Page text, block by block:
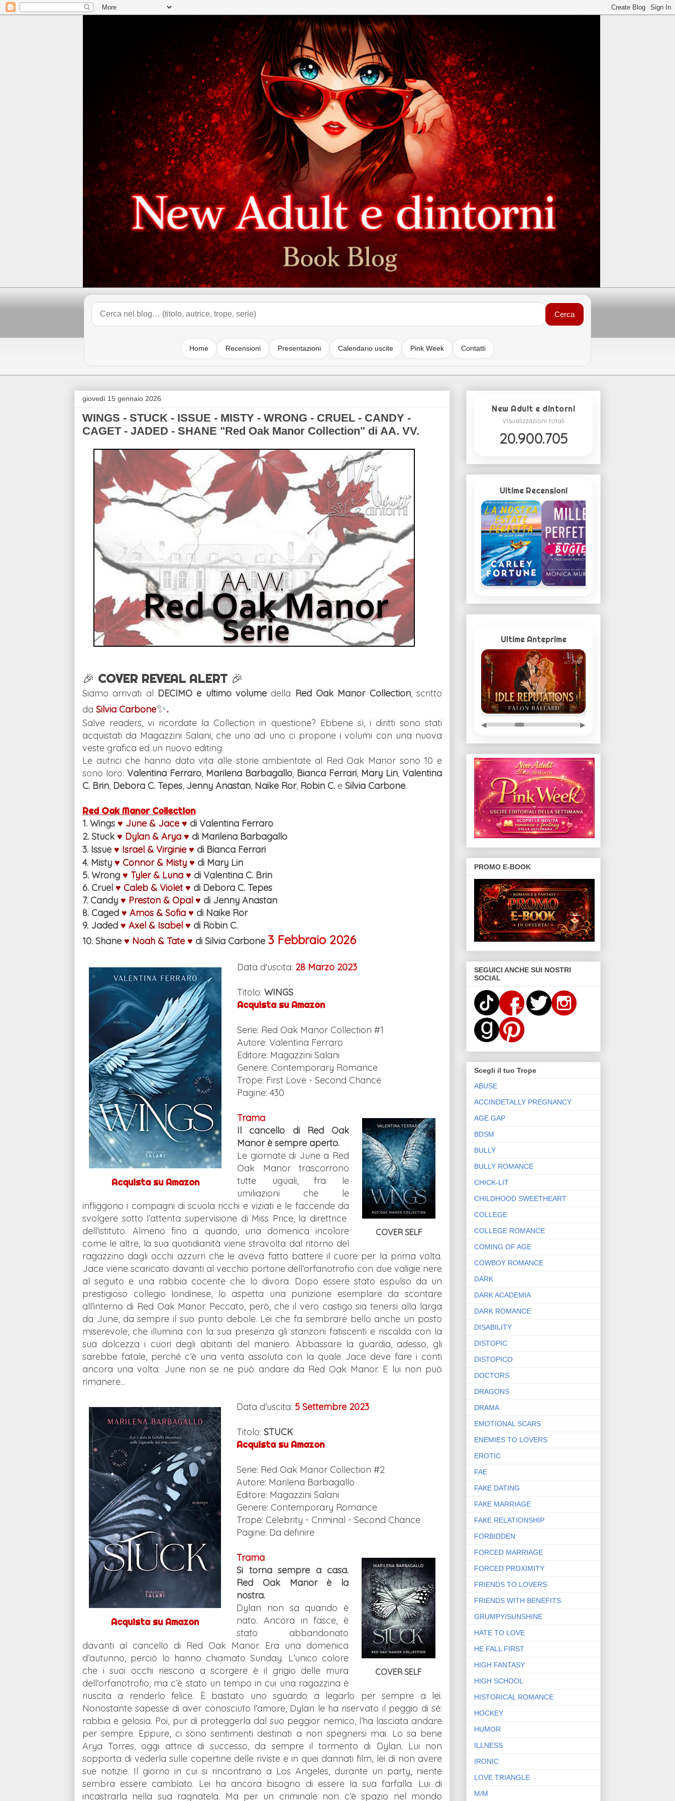
Cerca
Home Recensioni Presentazioni Calendario uscite Pink Week Contatti
giovedì 15 gennaio 2026
WINGS - STUCK - ISSUE - MISTY - WRONG - CRUEL - CANDY -
CAGET - JADED - SHANE "Red Oak Manor Collection" di AA. VV.
🎉 COVER REVEAL ALERT 🎉
Siamo arrivati al DECIMO e ultimo volume della Red Oak Manor Collection, scritto
da Silvia Carbone✨.
Salve readers, vi ricordate la Collection in questione? Ebbene sì, i diritti sono stati
acquistati da Magazzini Salani, che uno ad uno ci propone i volumi con una nuova
veste grafica ed un nuovo editing.
Le autrici che hanno dato vita alle storie ambientate al Red Oak Manor sono 10 e
sono loro: Valentina Ferraro, Marilena Barbagallo, Bianca Ferrari, Mary Lin, Valentina
C. Brin, Debora C. Tepes, Jenny Anastan, Naike Ror, Robin C. e Silvia Carbone.
Red Oak Manor Collection
1. Wings ♥ June & Jace ♥ di Valentina Ferraro
2. Stuck ♥ Dylan & Arya ♥ di Marilena Barbagallo
3. Issue ♥ Israel & Virginie ♥ di Bianca Ferrari
4. Misty ♥ Connor & Misty ♥ di Mary Lin
5. Wrong ♥ Tyler & Luna ♥ di Valentina C. Brin
6. Cruel ♥ Caleb & Violet ♥ di Debora C. Tepes
7. Candy ♥ Preston & Opal ♥ di Jenny Anastan
8. Caged ♥ Amos & Sofia ♥ di Naike Ror
9. Jaded ♥ Axel & Isabel ♥ di Robin C.
10. Shane ♥ Noah & Tate ♥ di Silvia Carbone 3 Febbraio 2026
Acquista su Amazon
Data d'uscita: 28 Marzo 2023
Titolo: WINGS
Acquista su Amazon
Serie: Red Oak Manor Collection #1
Autore: Valentina Ferraro
Editore: Magazzini Salani
Genere: Contemporary Romance
Trope: First Love - Second Chance
Pagine: 430
COVER SELF
Trama
Il cancello di Red Oak
Manor è sempre aperto.
Le giornate di June a Red
Oak Manor trascorrono
tutte uguali, fra le
umiliazioni che le
infliggono i compagni di scuola ricchi e viziati e le faccende da
svolgere sotto l’attenta supervisione di Miss Price, la direttrice
dell’istituto. Almeno fino a quando, una domenica incolore
come le altre, la sua quotidianità viene stravolta dal ritorno del
ragazzino dagli occhi azzurri che le aveva fatto battere il cuore per la prima volta.
Jace viene scaricato davanti al vecchio portone dell’orfanotrofio con due valigie nere
al seguito e una rabbia cocente che lo divora. Dopo essere stato espulso da un
prestigioso collegio londinese, lo aspetta una punizione esemplare da scontare
all’interno di Red Oak Manor. Peccato, però, che il vero castigo sia tenersi alla larga
da June, da sempre il suo punto debole. Lei che fa sembrare bello anche un posto
miserevole, che illumina con la sua presenza gli stanzoni fatiscenti e riscalda con la
sua dolcezza i cuori degli abitanti del maniero. Abbassare la guardia, adesso, gli
sarebbe fatale, perché c’è una verità assoluta con la quale Jace deve fare i conti
ancora una volta: June non se ne può andare da Red Oak Manor. E lui non può
rimanere...
Acquista su Amazon
Data d'uscita: 5 Settembre 2023
Titolo: STUCK
Acquista su Amazon
Serie: Red Oak Manor Collection #2
Autore: Marilena Barbagallo
Editore: Magazzini Salani
Genere: Contemporary Romance
Trope: Celebrity - Criminal - Second Chance
Pagine: Da definire
COVER SELF
Trama
Si torna sempre a casa.
Red Oak Manor è la
nostra.
Dylan non sa quando è
nato. Ancora in fasce, è
stato abbandonato
davanti al cancello di Red Oak Manor. Era una domenica
d’autunno, perciò lo hanno chiamato Sunday. L’unico colore
che i suoi occhi riescono a scorgere è il grigio delle mura
dell’orfanotrofio, ma c’è stato un tempo in cui una ragazzina è
riuscita a renderlo felice. È bastato uno sguardo a legarlo per sempre a lei.
Nonostante sapesse di aver conosciuto l’amore, Dylan le ha riservato il peggio di sé:
rabbia e gelosia. Poi, pur di proteggerla dal suo peggior nemico, l’ha lasciata andare
per sempre. Eppure, ci sono sentimenti destinati a non spegnersi mai. Lo sa bene
Arya Torres, oggi attrice di successo, da sempre il tormento di Dylan. Lui non
sopporta di vederla sulle copertine delle riviste e in quei dannati film, lei di non avere
sue notizie. Il giorno in cui si rincontrano a Los Angeles, durante un party, niente
sembra essere cambiato. Lei ha ancora bisogno di essere la sua farfalla. Lui di
incastrarla nella sua ragnatela. Ma per un criminale non c’è spazio nel mondo
New Adult e dintorni
Visualizzazioni totali
20.900.705
Ultime Recensioni
Ultime Anteprime
◀ ▶
PROMO E-BOOK
SEGUICI ANCHE SUI NOSTRI
SOCIAL
Scegli il tuo Trope
ABUSE
ACCINDETALLY PREGNANCY
AGE GAP
BDSM
BULLY
BULLY ROMANCE
CHICK-LIT
CHILDHOOD SWEETHEART
COLLEGE
COLLEGE ROMANCE
COMING OF AGE
COWBOY ROMANCE
DARK
DARK ACADEMIA
DARK ROMANCE
DISABILITY
DISTOPIC
DISTOPICO
DOCTORS
DRAGONS
DRAMA
EMOTIONAL SCARS
ENEMIES TO LOVERS
EROTIC
FAE
FAKE DATING
FAKE MARRIAGE
FAKE RELATIONSHIP
FORBIDDEN
FORCED MARRIAGE
FORCED PROXIMITY
FRIENDS TO LOVERS
FRIENDS WITH BENEFITS
GRUMPY/SUNSHINE
HATE TO LOVE
HE FALL FIRST
HIGH FANTASY
HIGH SCHOOL
HISTORICAL ROMANCE
HOCKEY
HUMOR
ILLNESS
IRONIC
LOVE TRIANGLE
M/M